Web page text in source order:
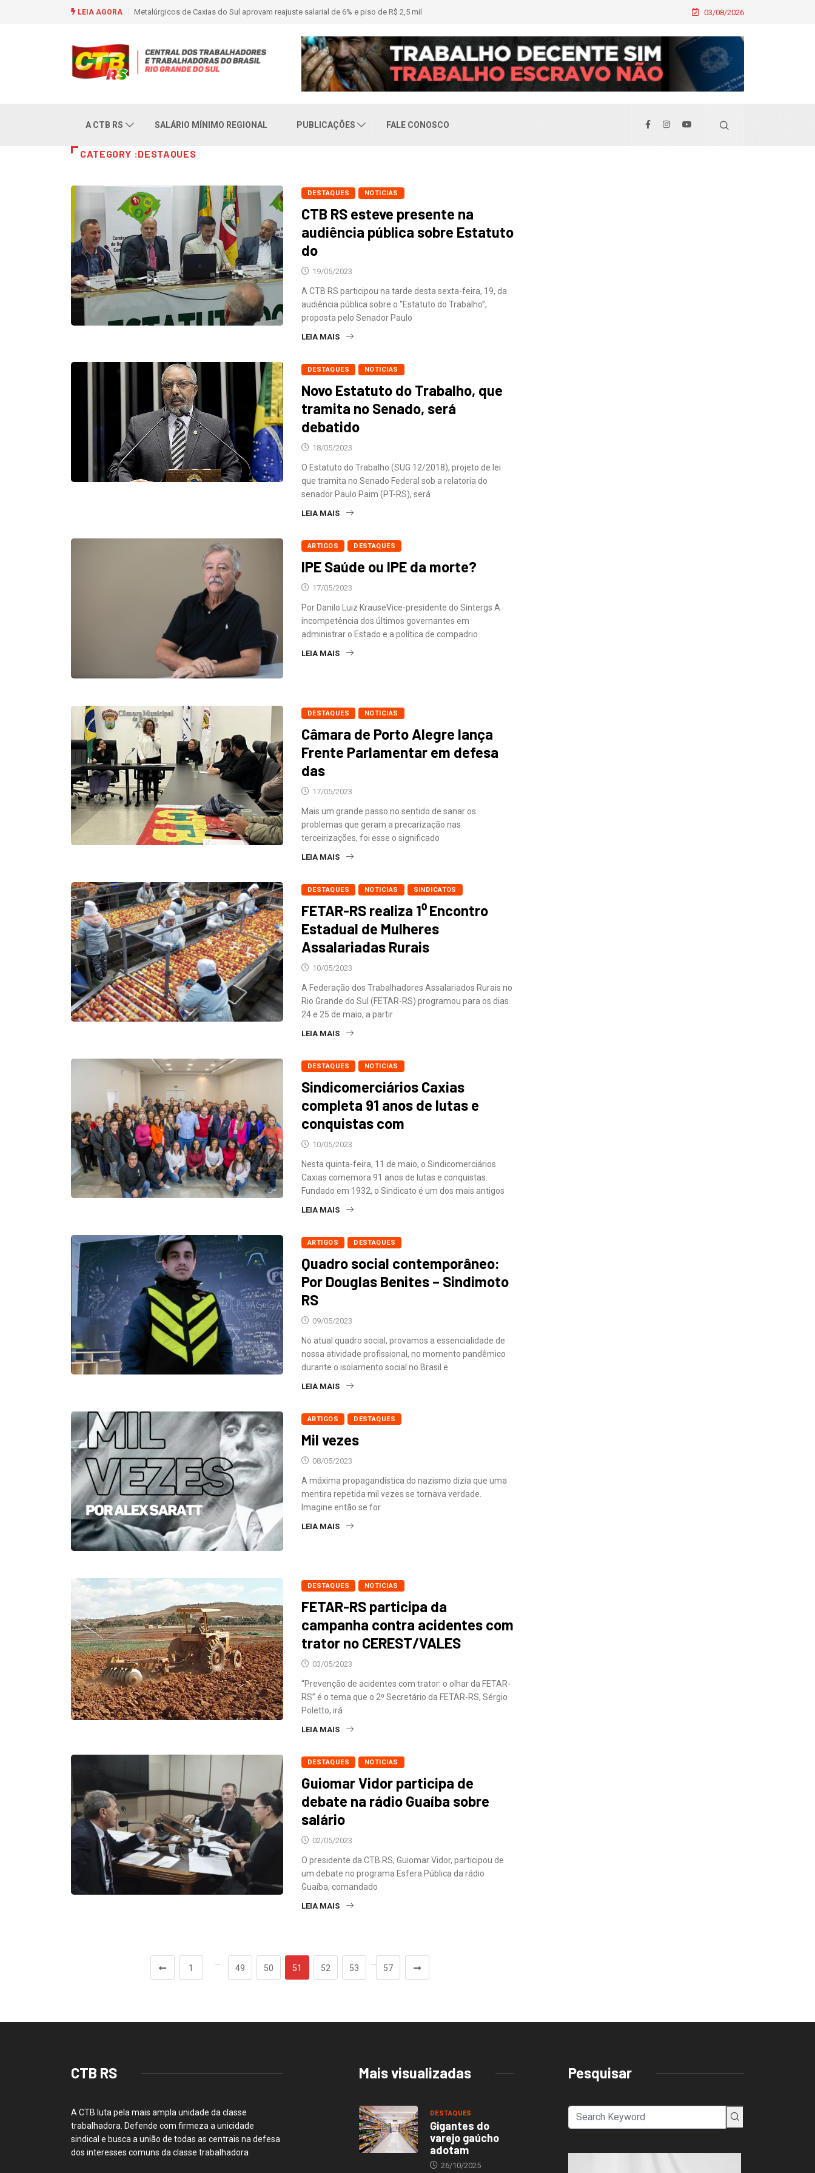
LEIA AGORA
salarial de 6% e piso de R$ 2,5 milTrabalhadores se mobilizam para criação de comitê em apoio à pré-candidatura
03/08/2026
A CTB RS SALÁRIO MÍNIMO REGIONAL PUBLICAÇÕES FALE CONOSCO
CATEGORY :DESTAQUES
DESTAQUES NOTICIAS
CTB RS esteve presente na
audiência pública sobre Estatuto
do
19/05/2023
A CTB RS participou na tarde desta sexta-feira, 19, da
audiência pública sobre o “Estatuto do Trabalho”,
proposta pelo Senador Paulo
LEIA MAIS
DESTAQUES NOTICIAS
Novo Estatuto do Trabalho, que
tramita no Senado, será
debatido
18/05/2023
O Estatuto do Trabalho (SUG 12/2018), projeto de lei
que tramita no Senado Federal sob a relatoria do
senador Paulo Paim (PT-RS), será
LEIA MAIS
ARTIGOS DESTAQUES
IPE Saúde ou IPE da morte?
17/05/2023
Por Danilo Luiz KrauseVice-presidente do Sintergs A
incompetência dos últimos governantes em
administrar o Estado e a política de compadrio
LEIA MAIS
DESTAQUES NOTICIAS
Câmara de Porto Alegre lança
Frente Parlamentar em defesa
das
17/05/2023
Mais um grande passo no sentido de sanar os
problemas que geram a precarização nas
terceirizações, foi esse o significado
LEIA MAIS
DESTAQUES NOTICIAS SINDICATOS
FETAR-RS realiza 1⁰ Encontro
Estadual de Mulheres
Assalariadas Rurais
10/05/2023
A Federação dos Trabalhadores Assalariados Rurais no
Rio Grande do Sul (FETAR-RS) programou para os dias
24 e 25 de maio, a partir
LEIA MAIS
DESTAQUES NOTICIAS
Sindicomerciários Caxias
completa 91 anos de lutas e
conquistas com
10/05/2023
Nesta quinta-feira, 11 de maio, o Sindicomerciários
Caxias comemora 91 anos de lutas e conquistas.
Fundado em 1932, o Sindicato é um dos mais antigos
LEIA MAIS
ARTIGOS DESTAQUES
Quadro social contemporâneo:
Por Douglas Benites – Sindimoto
RS
09/05/2023
No atual quadro social, provamos a essencialidade de
nossa atividade profissional, no momento pandêmico
durante o isolamento social no Brasil e
LEIA MAIS
ARTIGOS DESTAQUES
Mil vezes
08/05/2023
A máxima propagandística do nazismo dizia que uma
mentira repetida mil vezes se tornava verdade.
Imagine então se for
LEIA MAIS
DESTAQUES NOTICIAS
FETAR-RS participa da
campanha contra acidentes com
trator no CEREST/VALES
03/05/2023
“Prevenção de acidentes com trator: o olhar da FETAR-
RS” é o tema que o 2⁰ Secretário da FETAR-RS, Sérgio
Poletto, irá
LEIA MAIS
DESTAQUES NOTICIAS
Guiomar Vidor participa de
debate na rádio Guaíba sobre
salário
02/05/2023
O presidente da CTB RS, Guiomar Vidor, participou de
um debate no programa Esfera Pública da rádio
Guaíba, comandado
LEIA MAIS
1 49 50 51 52 53 57
CTB RS
A CTB luta pela mais ampla unidade da classe
trabalhadora. Defende com firmeza a unicidade
sindical e busca a união de todas as centrais na defesa
dos interesses comuns da classe trabalhadora
Mais visualizadas
DESTAQUES
Gigantes do
varejo gaúcho
adotam
26/10/2025
Pesquisar